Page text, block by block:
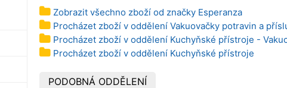
Zobrazit všechno zboží od značky Esperanza
Procházet zboží v oddělení Vakuovačky potravin a
Procházet zboží v oddělení Kuchyňské přístroje -
Procházet zboží v oddělení Kuchyňské přístroje
PODOBNÁ ODDĚLENÍ